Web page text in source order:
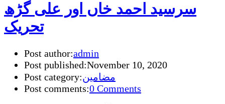
سرسید احمد خاں اور علی گڑھ
تحریک
Post author:admin
Post published:November 10, 2020
Post category:مضامین
Post comments:0 Comments